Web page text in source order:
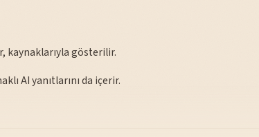
kaynaklarıyla gösterilir.
AI yanıtlarını da içerir.